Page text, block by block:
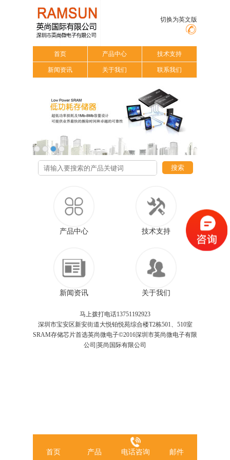
切换为英文版
首页 产品中心 技术支持
新闻资讯 关于我们 联系我们
搜索
产品中心 技术支持
新闻资讯 关于我们
马上拨打电话13751192923
深圳市宝安区新安街道大悦铂悦苑综合楼T2栋501、510室
SRAM存储芯片首选英尚微电子©2016深圳市英尚微电子有限
公司|英尚国际有限公司
首页 产品 电话咨询 邮件